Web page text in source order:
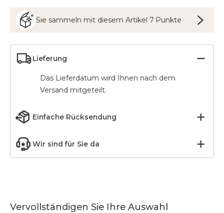
Sie sammeln mit diesem Artikel 7 Punkte
Lieferung
Das Lieferdatum wird Ihnen nach dem
Versand mitgeteilt.
Einfache Rücksendung
Wir sind für Sie da
Vervollständigen Sie Ihre Auswahl